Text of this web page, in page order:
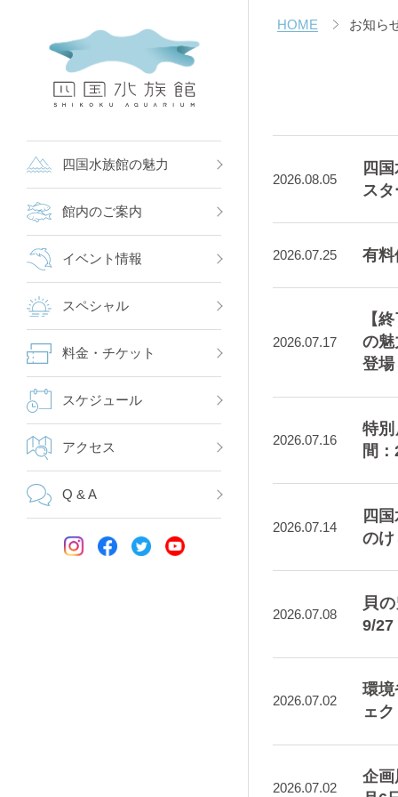
四国水族館の魅力
館内のご案内
イベント情報
スペシャル
料金・チケット
スケジュール
アクセス
Q & A
HOME お知ら
2026.08.05
四
ス
2026.07.25 有料
2026.07.17
【
の
登場
2026.07.16
特
間
2026.07.14
四
のけ
2026.07.08
貝
9/27
2026.07.02
環
ェ
2026.07.02
企画